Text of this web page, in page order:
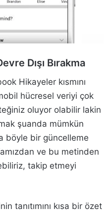
Dışı Bırakma
Hikayeler kısmını
hücresel veriyi çok
oluyor olabilir lakin
şuanda mümkün
böyle bir güncelleme
ve bu metinden
takip etmeyi
tanıtımını kısa bir özet